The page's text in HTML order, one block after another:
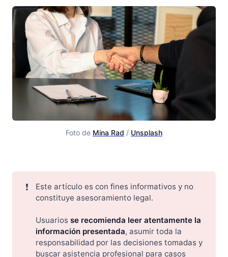
Foto de Mina Rad / Unsplash
❗
Este artículo es con fines informativos y no
constituye asesoramiento legal.
Usuariosse recomienda leer atentamente la
información presentada, asumir toda la
responsabilidad por las decisiones tomadas y
buscar asistencia profesional para casos